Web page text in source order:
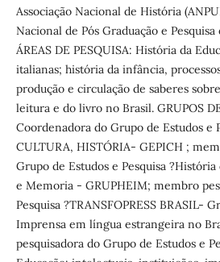
Associação Nacional de História
Nacional de Pós Graduação e Pesquisa
ÁREAS DE PESQUISA: História da
italianas; história da infância,
produção e circulação de saberes
leitura e do livro no Brasil. GRUPOS
Coordenadora do Grupo de Estudos e
CULTURA, HISTÓRIA- GEPICH ;
Grupo de Estudos e Pesquisa
e Memoria - GRUPHEIM; membro
Pesquisa ?TRANSFOPRESS BRASIL-
Imprensa em língua estrangeira no
pesquisadora do Grupo de Estudos e